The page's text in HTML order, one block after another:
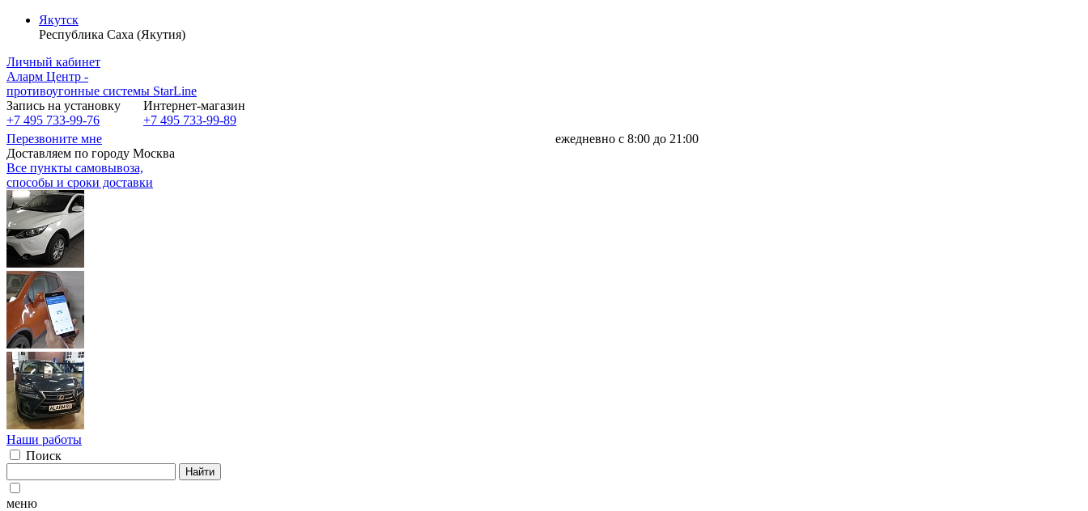
Якутск
Республика Саха (Якутия)
Личный кабинет
Аларм Центр -
противоугонные системы StarLine
Запись на установку
+7 495 733-99-76
Интернет-магазин
+7 495 733-99-89
Перезвоните мне
ежедневно с 8:00 до 21:00
Доставляем по городу Москва
Все пункты самовывоза,
способы и сроки доставки
Наши работы
Поиск
Найти
меню